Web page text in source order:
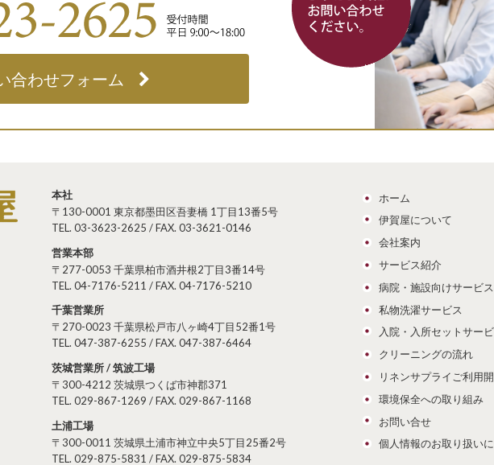
合わせフォーム
本社
〒130-0001 東京都墨田区吾妻橋 1丁目13番5号
TEL. 03-3623-2625 / FAX. 03-3621-0146
営業本部
〒277-0053 千葉県柏市酒井根2丁目3番14号
TEL. 04-7176-5211 / FAX. 04-7176-5210
千葉営業所
〒270-0023 千葉県松戸市八ヶ崎4丁目52番1号
TEL. 047-387-6255 / FAX. 047-387-6464
茨城営業所 / 筑波工場
〒300-4212 茨城県つくば市神郡371
TEL. 029-867-1269 / FAX. 029-867-1168
土浦工場
〒300-0011 茨城県土浦市神立中央5丁目25番2号
TEL. 029-875-5831 / FAX. 029-875-5834
ホーム
伊賀屋について
会社案内
サービス紹介
病院・施設向けサービス
私物洗濯サービス
入院・入所セットサー
クリーニングの流れ
リネンサプライご利用
環境保全への取り組み
お問い合せ
個人情報のお取り扱い